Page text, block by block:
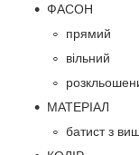
ФАСОН
прямий
вільний
МАТЕРІАЛ
батист з